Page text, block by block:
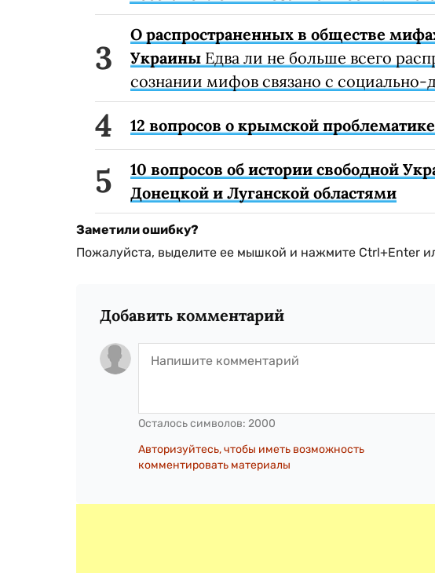
О распространенных в обществе
Украины Едва ли не больше всего
сознании мифов связано с
12 вопросов о крымской проблематике
10 вопросов об истории свободной
Донецкой и Луганской областями
Заметили ошибку?
Пожалуйста, выделите ее мышкой и нажмите Ctrl+Enter
Добавить комментарий
Осталось символов: 2000
Авторизуйтесь, чтобы иметь возможность
комментировать материалы